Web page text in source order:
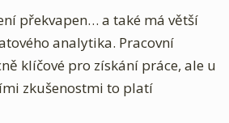
překvapen… a také má větší
analytika. Pracovní
klíčové pro získání práce, ale u
zkušenostmi to platí